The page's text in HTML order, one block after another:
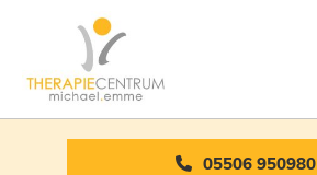
Zum Inhalt springen
05506 950980